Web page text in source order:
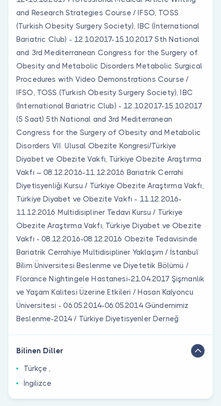
and Research Strategies Course / IFSO, TOSS
(Turkish Obesity Surgery Society), IBC (İnternational
Bariatric Club) - 12.10.2017-15.10.2017 5th National
and 3rd Mediterranean Congress for the Surgery of
Obesity and Metabolic Disorders Metabolic Surgical
Procedures with Video Demonstrations Course /
IFSO, TOSS (Turkish Obesity Surgery Society), IBC
(İnternational Bariatric Club) - 12.10.2017-15.10.2017
(5 Saat) 5th National and 3rd Mediterranean
Congress for the Surgery of Obesity and Metabolic
Disorders VII. Ulusal Obezite Kongresi/Türkiye
Diyabet ve Obezite Vakfı, Türkiye Obezite Araştırma
Vakfı – 08.12.2016-11.12.2016 Bariatrik Cerrahi
Diyetisyenliği Kursu / Türkiye Obezite Araştırma Vakfı,
Türkiye Diyabet ve Obezite Vakfı - 11.12.2016-
11.12.2016 Multidisipliner Tedavi Kursu / Türkiye
Obezite Araştırma Vakfı, Türkiye Diyabet ve Obezite
Vakfı - 08.12.2016-08.12.2016 Obezite Tedavisinde
Bariatrik Cerrahiye Multidisipliner Yaklaşım / İstanbul
Bilim Üniversitesi Beslenme ve Diyetetik Bölümü /
Florance Nightingele Hastanesi-21.04.2017 Şişmanlık
ve Yaşam Kalitesi Üzerine Etkileri / Hasan Kalyoncu
Üniversitesi - 06.05.2014-06.05.2014 Gündemimiz
Beslenme-2014 / Türkiye Diyetisyenler Derneğ
Bilinen Diller
Türkçe ,
İngilizce